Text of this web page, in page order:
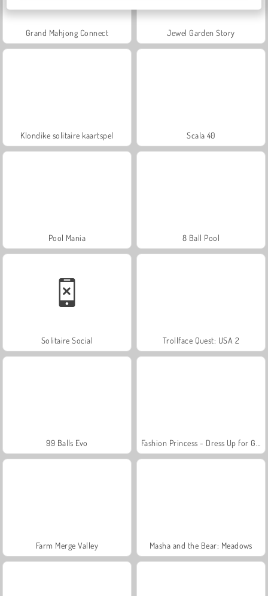
Grand Mahjong Connect Jewel Garden Story
Klondike solitaire kaartspel Scala 40
Pool Mania 8 Ball Pool
Solitaire Social Trollface Quest: USA 2
99 Balls Evo
Farm Merge Valley Masha and the Bear: Meadows